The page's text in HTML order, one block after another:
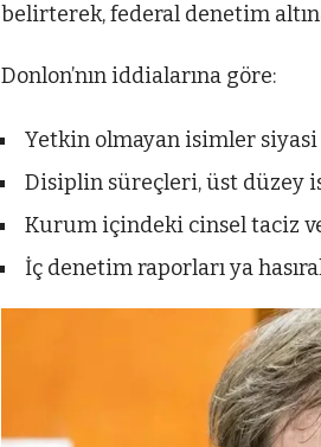
belirterek, federal denetim
Donlon’nın iddialarına göre:
Yetkin olmayan isimler
Disiplin süreçleri, üst düzey
Kurum içindeki cinsel taciz
İç denetim raporları ya